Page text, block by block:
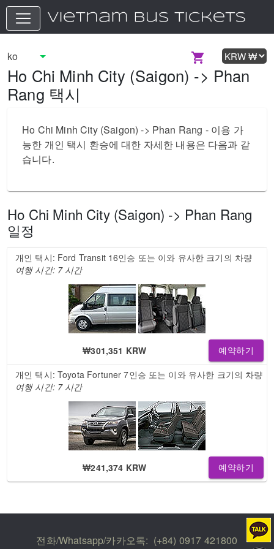
Ho Chi Minh City (Saigon) -> Phan
Rang 택시
Ho Chi Minh City (Saigon) -> Phan Rang - 이용 가
능한 개인 택시 환승에 대한 자세한 내용은 다음과 같
습니다.
Ho Chi Minh City (Saigon) -> Phan Rang
일정
개인 택시: Ford Transit 16인승 또는 이와 유사한 크기의 차량
여행 시간: 7 시간
₩301,351 KRW 예약하기
개인 택시: Toyota Fortuner 7인승 또는 이와 유사한 크기의 차량
여행 시간: 7 시간
₩241,374 KRW 예약하기
전화/Whatsapp/카카오톡: (+84) 0917 421800